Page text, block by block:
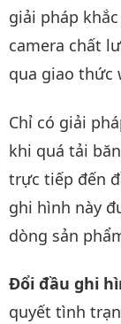
giải pháp
camera chất
qua giao thức
Chỉ có giải
khi quá tải
trực tiếp đến
ghi hình này
dòng sản
Đổi đầu ghi
quyết tình